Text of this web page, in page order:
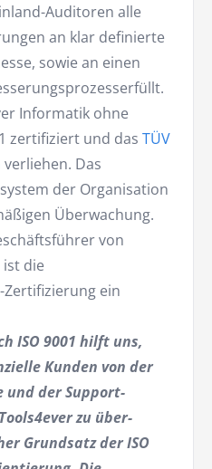
Auditoren alle
an klar definierte
sowie an einen
Informatik ohne
zertifiziert und das TÜV
verliehen. Das
der Orga­nisation
Überwachung.
von
die
ein
ISO 9001 hilft uns,
Kunden von der
und der Support-
zu über­
Grund­satz der ISO